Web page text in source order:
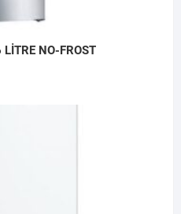
NO-FROST